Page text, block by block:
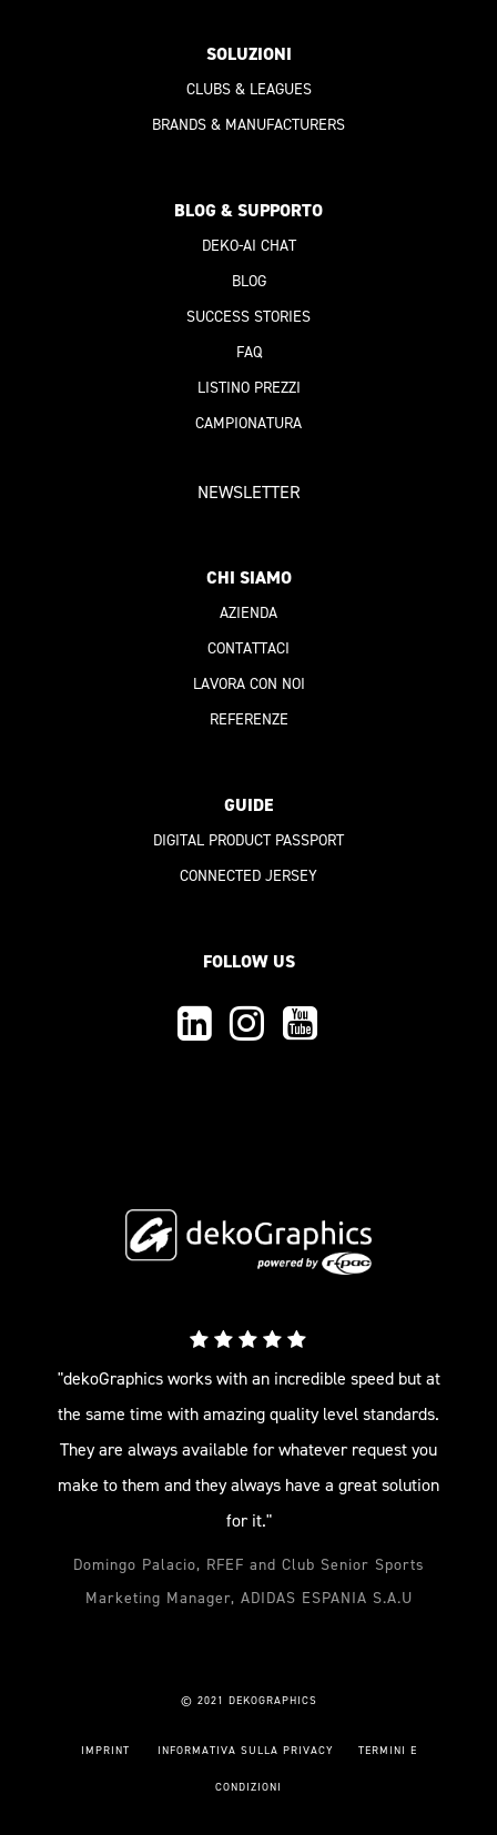
SOLUZIONI
CLUBS & LEAGUES
BRANDS & MANUFACTURERS
BLOG & SUPPORTO
DEKO-AI CHAT
BLOG
SUCCESS STORIES
FAQ
LISTINO PREZZI
CAMPIONATURA
NEWSLETTER
CHI SIAMO
AZIENDA
CONTATTACI
LAVORA CON NOI
REFERENZE
GUIDE
DIGITAL PRODUCT PASSPORT
CONNECTED JERSEY
FOLLOW US
"dekoGraphics works with an incredible speed but at
the same time with amazing quality level standards.
They are always available for whatever request you
make to them and they always have a great solution
for it."
Domingo Palacio, RFEF and Club Senior Sports
Marketing Manager, ADIDAS ESPANIA S.A.U
© 2021 DEKOGRAPHICS
IMPRINT INFORMATIVA SULLA PRIVACY TERMINI E
CONDIZIONI